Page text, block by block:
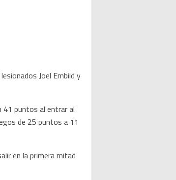
Joel Embiid y
41 puntos al entrar al
de 25 puntos a 11
en la primera mitad